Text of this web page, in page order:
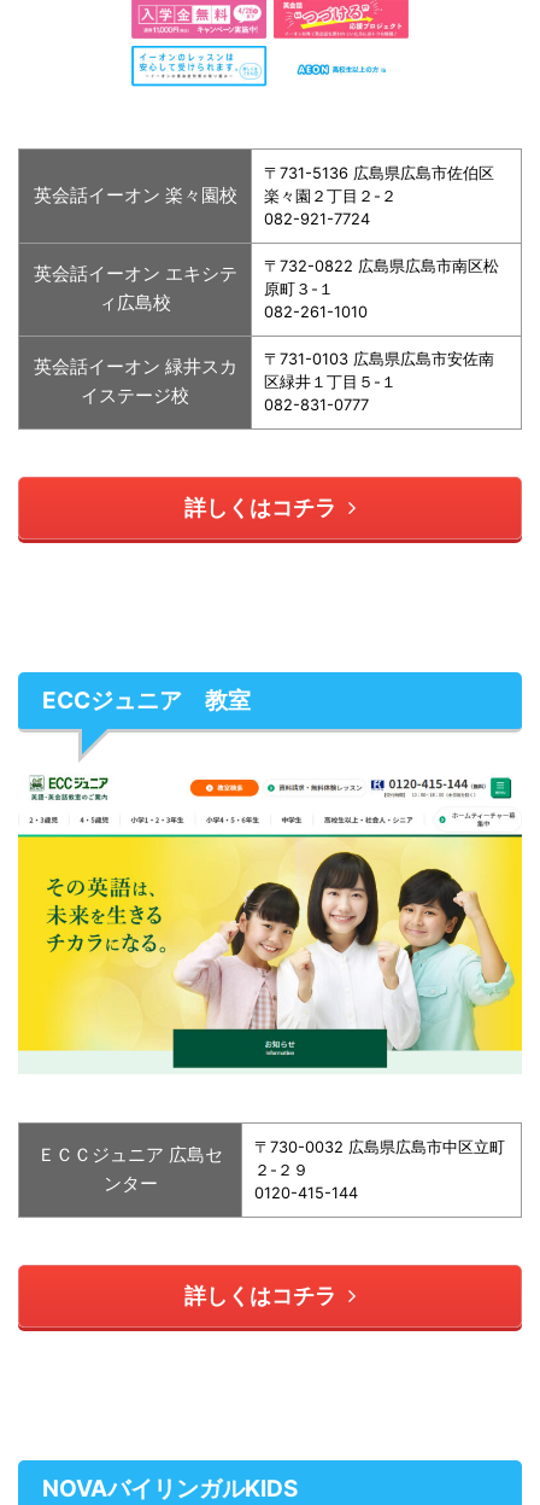
英会話イーオン 楽々園校
〒731-5136 広島県広島市佐伯区
楽々園２丁目２-２
082-921-7724
英会話イーオン エキシテ
ィ広島校
〒732-0822 広島県広島市南区松
原町３-１
082-261-1010
英会話イーオン 緑井スカ
イステージ校
〒731-0103 広島県広島市安佐南
区緑井１丁目５-１
082-831-0777
詳しくはコチラ
ECCジュニア 教室
ＥＣＣジュニア 広島セ
ンター
〒730-0032 広島県広島市中区立町
２-２９
0120-415-144
詳しくはコチラ
NOVAバイリンガルKIDS